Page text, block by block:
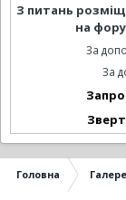
З питань
на
За
За
Головна